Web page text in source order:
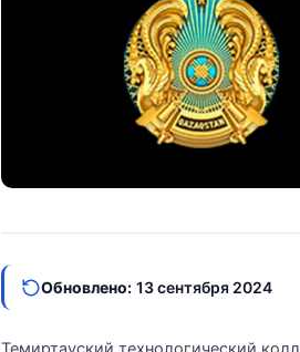
Обновлено: 13 сентября 2024